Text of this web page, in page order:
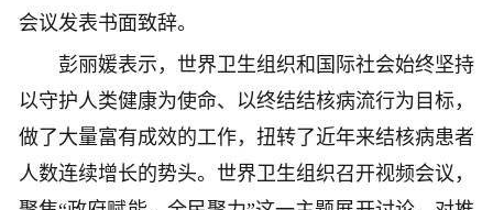
会议发表书面致辞。
彭丽媛表示，世界卫生组织和国际社会始终坚持
以守护人类健康为使命、以终结结核病流行为目标，
做了大量富有成效的工作，扭转了近年来结核病患者
人数连续增长的势头。世界卫生组织召开视频会议，